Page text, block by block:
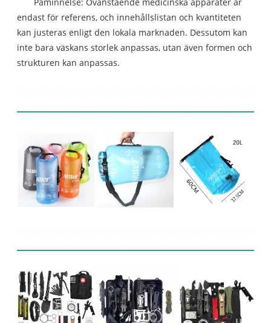
endast för referens, och innehållslistan och kvantiteten
kan justeras enligt den lokala marknaden. Dessutom kan
inte bara väskans storlek anpassas, utan även formen och
strukturen kan anpassas.